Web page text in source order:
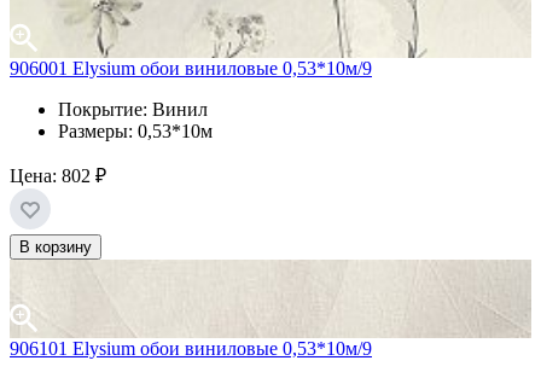
906001 Elysium обои виниловые 0,53*10м/9
Покрытие: Винил
Размеры: 0,53*10м
Цена: 802 ₽
В корзину
906101 Elysium обои виниловые 0,53*10м/9